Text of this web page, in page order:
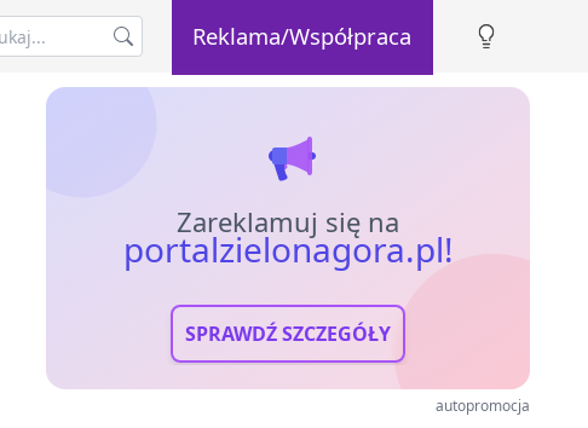
Reklama/Współpraca
Zareklamuj się na
portalzielonagora.pl!
SPRAWDŹ SZCZEGÓŁY
autopromocja